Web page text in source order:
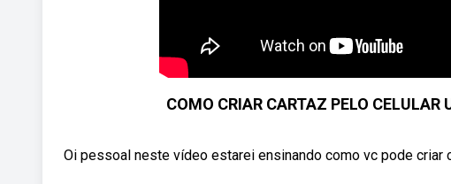
COMO CRIAR CARTAZ PELO
Oi pessoal neste vídeo estarei ensinando como vc pode criar